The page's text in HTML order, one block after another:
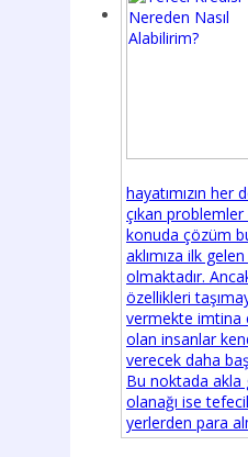
hayatımızın her
çıkan
konuda çözüm
aklımıza ilk
olmaktadır.
özellikleri
vermekte imtina
olan insanlar
verecek daha
Bu noktada akla
olanağı ise
yerlerden para